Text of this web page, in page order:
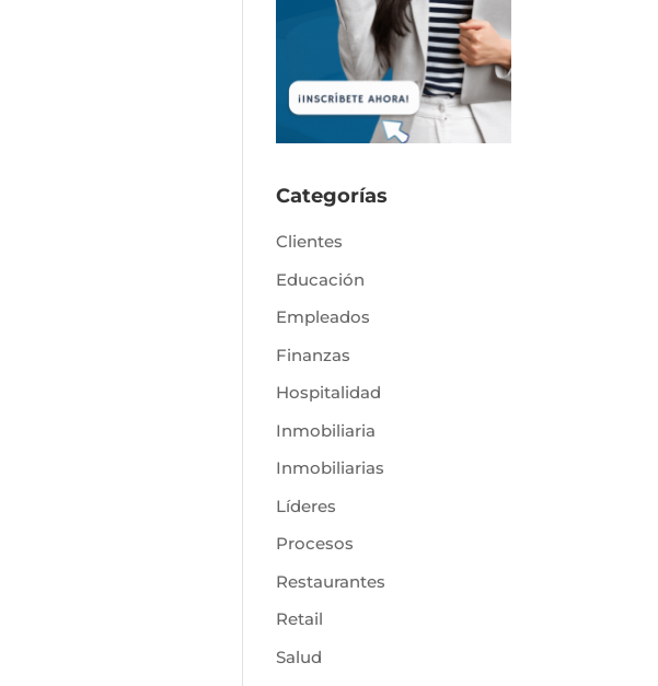
Categorías
Clientes
Educación
Empleados
Finanzas
Hospitalidad
Inmobiliaria
Inmobiliarias
Líderes
Procesos
Restaurantes
Retail
Salud